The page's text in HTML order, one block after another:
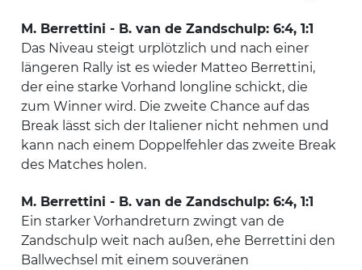
M. Berrettini - B. van de Zandschulp: 6:4, 1:1
Das Niveau steigt urplötzlich und nach einer
längeren Rally ist es wieder Matteo Berrettini,
der eine starke Vorhand longline schickt, die
zum Winner wird. Die zweite Chance auf das
Break lässt sich der Italiener nicht nehmen und
kann nach einem Doppelfehler das zweite Break
des Matches holen.
M. Berrettini - B. van de Zandschulp: 6:4, 1:1
Ein starker Vorhandreturn zwingt van de
Zandschulp weit nach außen, ehe Berrettini den
Ballwechsel mit einem souveränen